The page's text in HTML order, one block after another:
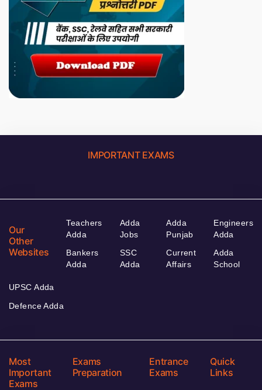
IMPORTANT EXAMS
Our
Other
Websites
Teachers
Adda
Bankers
Adda
Adda
Jobs
SSC
Adda
Adda
Punjab
Current
Affairs
Engineers
Adda
Adda
School
UPSC Adda
Defence Adda
Most
Important
Exams
Exams
Preparation
Entrance
Exams
Quick
Links